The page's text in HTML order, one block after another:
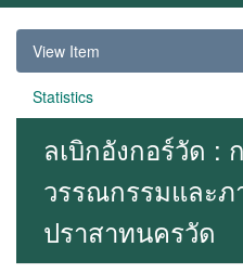
View Item
Statistics
ลเบิกอังกอร์วัด :
วรรณกรรมและภ
ปราสาทนครวัด